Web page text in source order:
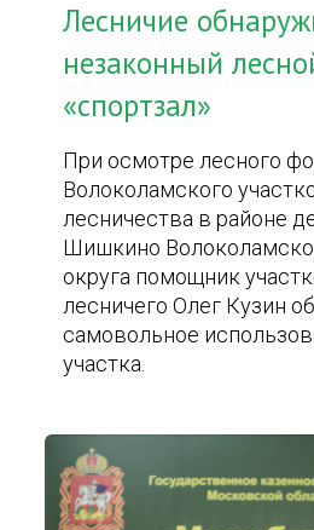
Лесничие
незаконный
«спортзал»
При осмотре лесного
Волоколамского
лесничества в районе
Шишкино
округа помощник
лесничего Олег Кузин
самовольное
участка.